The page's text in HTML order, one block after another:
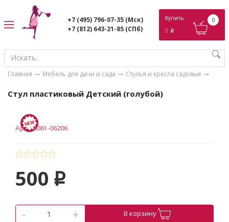
+7 (495) 796-07-35 (Мск)
+7 (812) 643-21-85 (СПб)
Купить
0 p
0
Главная Мебель для дачи и сада Стулья и кресла садовые
Стул пластиковый Детский (голубой)
Арт.:2061-06206
500 p
- + В корзину